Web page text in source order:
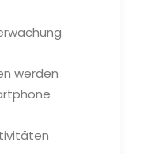
werden